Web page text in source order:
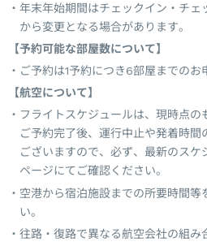
年末年始期間はチェックイン・チェ
から変更となる場合があります。
【予約可能な部屋数について】
ご予約は1予約につき6部屋までのお
【航空について】
フライトスケジュールは、現時点の
ご予約完了後、運行中止や発着時
ございますので、必ず、最新のス
ページにてご確認ください。
空港から宿泊施設までの所要時間等
い。
往路・復路で異なる航空会社の組み